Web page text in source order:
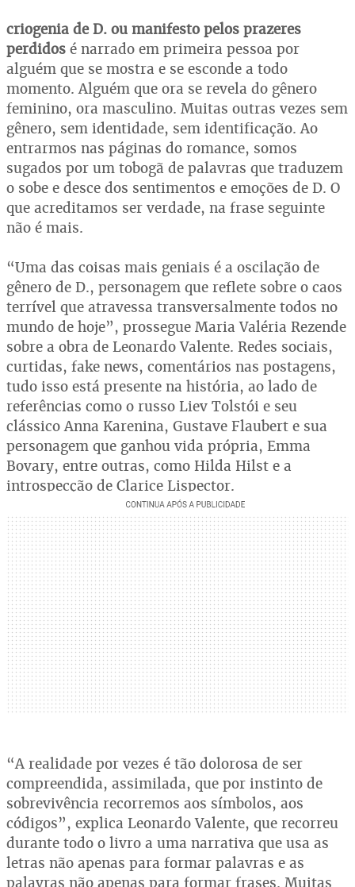
criogenia de D. ou manifesto pelos prazeres
perdidos é narrado em primeira pessoa por
alguém que se mostra e se esconde a todo
momento. Alguém que ora se revela do gênero
feminino, ora masculino. Muitas outras vezes sem
gênero, sem identidade, sem identificação. Ao
entrarmos nas páginas do romance, somos
sugados por um tobogã de palavras que traduzem
o sobe e desce dos sentimentos e emoções de D. O
que acreditamos ser verdade, na frase seguinte
não é mais.
“Uma das coisas mais geniais é a oscilação de
gênero de D., personagem que reflete sobre o caos
terrível que atravessa transversalmente todos no
mundo de hoje”, prossegue Maria Valéria Rezende
sobre a obra de Leonardo Valente. Redes sociais,
curtidas, fake news, comentários nas postagens,
tudo isso está presente na história, ao lado de
referências como o russo Liev Tolstói e seu
clássico Anna Karenina, Gustave Flaubert e sua
personagem que ganhou vida própria, Emma
Bovary, entre outras, como Hilda Hilst e a
introspecção de Clarice Lispector.
“A realidade por vezes é tão dolorosa de ser
compreendida, assimilada, que por instinto de
sobrevivência recorremos aos símbolos, aos
códigos”, explica Leonardo Valente, que recorreu
durante todo o livro a uma narrativa que usa as
letras não apenas para formar palavras e as
palavras não apenas para formar frases. Muitas